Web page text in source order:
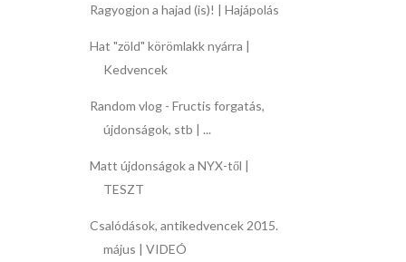
Ragyogjon a hajad (is)! | Hajápolás
Hat "zöld" körömlakk nyárra |
Kedvencek
Random vlog - Fructis forgatás,
újdonságok, stb | ...
Matt újdonságok a NYX-től |
TESZT
Csalódások, antikedvencek 2015.
május | VIDEÓ